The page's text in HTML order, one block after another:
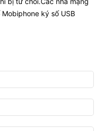
ký số USB